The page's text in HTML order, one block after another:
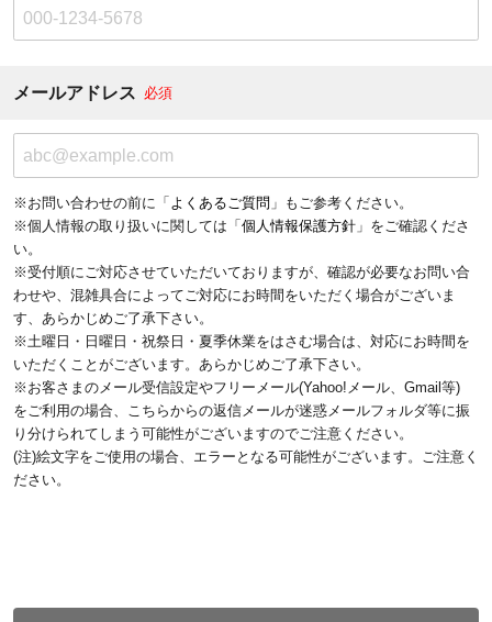
メールアドレス 必須
※お問い合わせの前に「 よくあるご質問 」もご参考ください。
※個人情報の取り扱いに関しては「個人情報保護方針」をご確認くださ
い。
※受付順にご対応させていただいておりますが、確認が必要なお問い合
わせや、混雑具合によってご対応にお時間をいただく場合がございま
す、あらかじめご了承下さい。
※土曜日・日曜日・祝祭日・夏季休業をはさむ場合は、対応にお時間を
いただくことがございます。あらかじめご了承下さい。
※お客さまのメール受信設定やフリーメール(Yahoo!メール、Gmail等)
をご利用の場合、こちらからの返信メールが迷惑メールフォルダ等に振
り分けられてしまう可能性がございますのでご注意ください。
(注)絵文字をご使用の場合、エラーとなる可能性がございます。ご注意く
ださい。